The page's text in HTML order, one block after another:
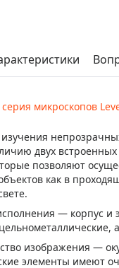
микроскопов
двух
позволяют
как в
— корпус и
изображения —
элементы имеют